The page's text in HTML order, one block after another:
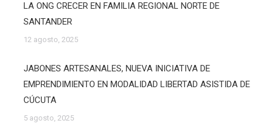
LA ONG CRECER EN FAMILIA REGIONAL NORTE DE
SANTANDER
12 agosto, 2025
JABONES ARTESANALES, NUEVA INICIATIVA DE
EMPRENDIMIENTO EN MODALIDAD LIBERTAD ASISTIDA DE
CÚCUTA
5 agosto, 2025